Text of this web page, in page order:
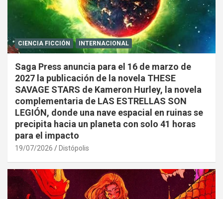
CIENCIA FICCIÓN INTERNACIONAL
Saga Press anuncia para el 16 de marzo de
2027 la publicación de la novela THESE
SAVAGE STARS de Kameron Hurley, la novela
complementaria de LAS ESTRELLAS SON
LEGIÓN, donde una nave espacial en ruinas se
precipita hacia un planeta con solo 41 horas
para el impacto
19/07/2026 Distópolis